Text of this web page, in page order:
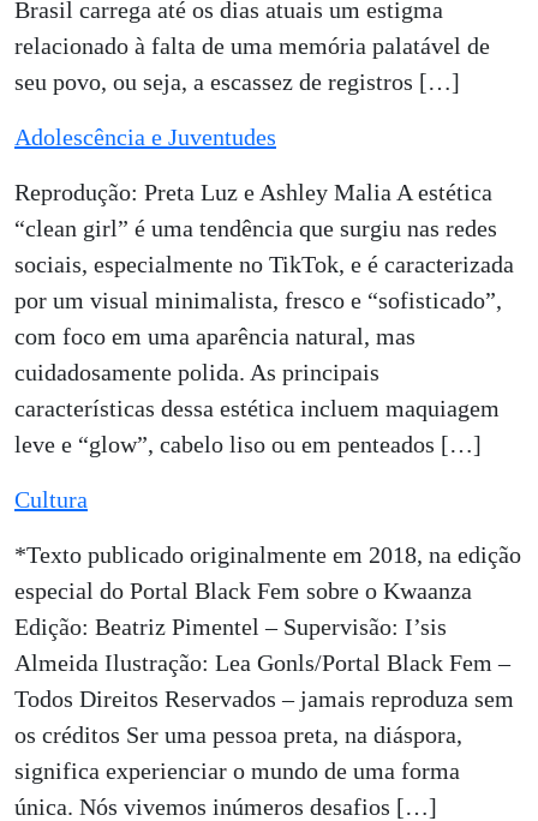
Brasil carrega até os dias atuais um estigma
relacionado à falta de uma memória palatável de
seu povo, ou seja, a escassez de registros […]
Adolescência e Juventudes
Reprodução: Preta Luz e Ashley Malia A estética
“clean girl” é uma tendência que surgiu nas redes
sociais, especialmente no TikTok, e é caracterizada
por um visual minimalista, fresco e “sofisticado”,
com foco em uma aparência natural, mas
cuidadosamente polida. As principais
características dessa estética incluem maquiagem
leve e “glow”, cabelo liso ou em penteados […]
Cultura
*Texto publicado originalmente em 2018, na edição
especial do Portal Black Fem sobre o Kwaanza
Edição: Beatriz Pimentel – Supervisão: I’sis
Almeida Ilustração: Lea Gonls/Portal Black Fem –
Todos Direitos Reservados – jamais reproduza sem
os créditos Ser uma pessoa preta, na diáspora,
significa experienciar o mundo de uma forma
única. Nós vivemos inúmeros desafios […]